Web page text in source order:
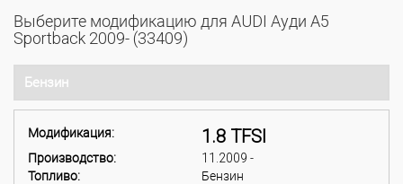
Выберите модификацию для AUDI Ауди A5
Sportback 2009- (33409)
Бензин
Модификация: 1.8 TFSI
Производство:
11.2009 -
Топливо:
Бензин